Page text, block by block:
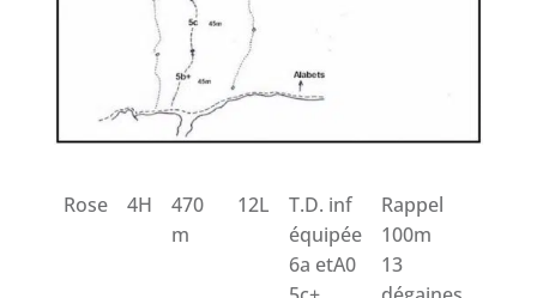
Rose 4H
470
m
12L
T.D. inf
équipée
6a etA0
Rappel
100m
13